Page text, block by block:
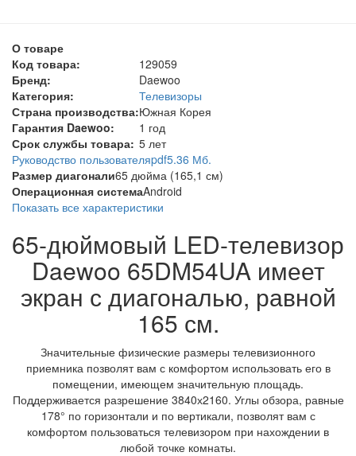
О товаре
Код товара:
129059
Бренд:
Daewoo
Категория:
Телевизоры
Страна производства:Южная Корея
Гарантия Daewoo:
1 год
Срок службы товара: 5 лет
Руководство пользователяpdf5.36 Мб.
Размер диагонали65 дюйма (165,1 см)
Операционная системаAndroid
Показать все характеристики
65-дюймовый LED-телевизор
Daewoo 65DM54UA имеет
экран с диагональю, равной
165 см.
Значительные физические размеры телевизионного
приемника позволят вам с комфортом использовать его в
помещении, имеющем значительную площадь.
Поддерживается разрешение 3840х2160. Углы обзора, равные
178° по горизонтали и по вертикали, позволят вам с
комфортом пользоваться телевизором при нахождении в
любой точке комнаты.